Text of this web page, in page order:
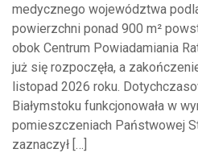
medycznego województwa
powierzchni ponad 900 m²
obok Centrum Powiadamiania
już się rozpoczęła, a
listopad 2026 roku.
Białymstoku funkcjonowała w
pomieszczeniach Państwowej
zaznaczył […]